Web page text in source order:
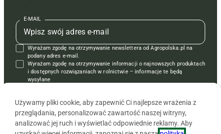
Kontakt
Regulamin
Polityka prywatności
Redakcja
Kontakt
Reklama
Reklama
Kontakt
Krzyżówki
Książki
Regulamin
E-MAIL
Wyrażam zgodę na otrzymywanie newslettera od Agropolska.pl na
podany adres e-mail.
Wyrażam zgodę na otrzymywanie informacji o najnowszych produktach
i dostępnych rozwiązaniach w rolnictwie – informacje te będą
wysyłane
Używamy pliki cookie, aby zapewnić Ci najlepsze wrażenia z
przeglądania, personalizować zawartość naszej witryny,
analizować jej ruch i wyświetlać odpowiednie reklamy. Aby